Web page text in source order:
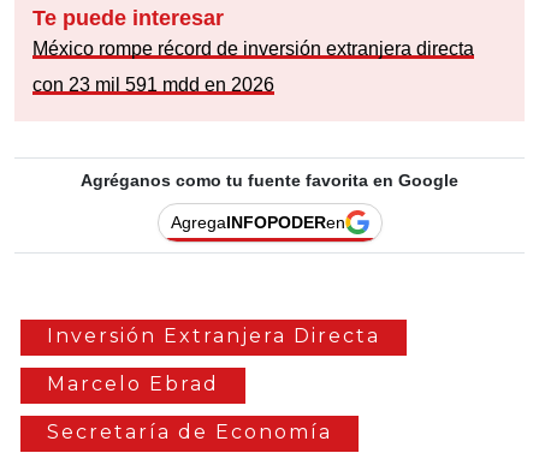
Te puede interesar
México rompe récord de inversión extranjera directa
con 23 mil 591 mdd en 2026
Agréganos como tu fuente favorita en Google
AgregaINFOPODERen
Inversión Extranjera Directa
Marcelo Ebrad
Secretaría de Economía